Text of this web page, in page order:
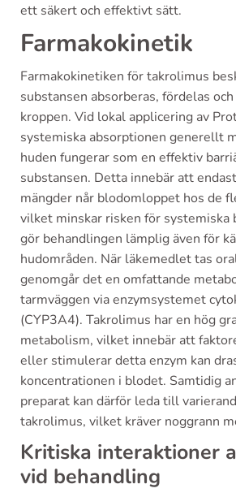
ett säkert och effektivt sätt.
Farmakokinetik
Farmakokinetiken för takrolimus
substansen absorberas, fördelas
kroppen. Vid lokal applicering av
systemiska absorptionen generellt
huden fungerar som en effektiv
substansen. Detta innebär att
mängder når blodomloppet hos de
vilket minskar risken för systemiska
gör behandlingen lämplig även för
hudområden. När läkemedlet tas
genomgår det en omfattande
tarmväggen via enzymsystemet
(CYP3A4). Takrolimus har en hög
metabolism, vilket innebär att
eller stimulerar detta enzym kan
koncentrationen i blodet. Samtidig
preparat kan därför leda till
takrolimus, vilket kräver noggrann
Kritiska interaktioner
vid behandling